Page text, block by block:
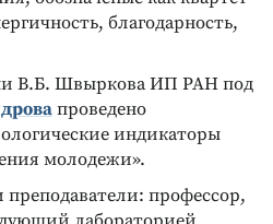
благодарность,
В.Б. Швыркова ИП РАН под
проведено
индикаторы
молодежи».
профессор,